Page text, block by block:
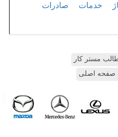
خدمات صادرات
مستر کار
صفحه اصلی